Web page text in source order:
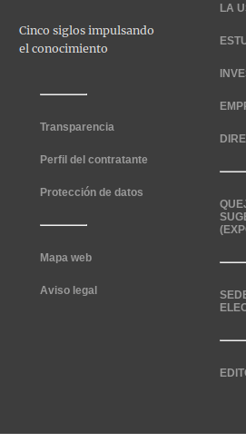
Transparencia
Perfil del contratante
Protección de datos
Mapa web
Aviso legal
LA